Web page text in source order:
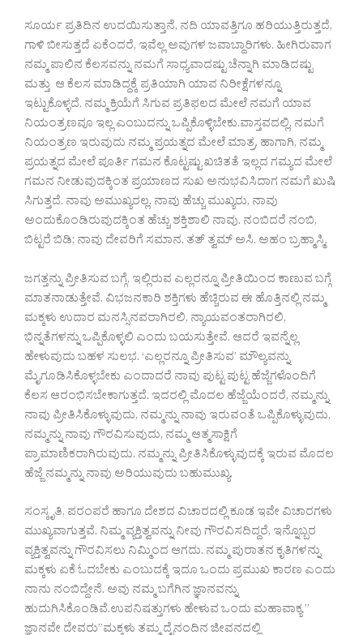
ಸೂರ್ಯ ಪ್ರತಿದಿನ ಉದಯಿಸುತ್ತಾನೆ, ನದಿ ಯಾವತ್ತಿಗೂ ಹರಿಯುತ್ತಿರುತ್ತದೆ,
ಗಾಳಿ ಬೀಸುತ್ತದೆ ಏಕೆಂದರೆ, ಇವೆಲ್ಲ ಅವುಗಳ ಜವಾಬ್ದಾರಿಗಳು. ಹೀಗಿರುವಾಗ
ನಮ್ಮ ಪಾಲಿನ ಕೆಲಸವನ್ನು ನಮಗೆ ಸಾಧ್ಯವಾದಷ್ಟು ಚೆನ್ನಾಗಿ ಮಾಡಿದಷ್ಟು
ಮತ್ತು ಆ ಕೆಲಸ ಮಾಡಿದ್ದಕ್ಕೆ ಪ್ರತಿಯಾಗಿ ಯಾವ ನಿರೀಕ್ಷೆಗಳನ್ನೂ
ಇಟ್ಟುಕೊಳ್ಳದೆ. ನಮ್ಮ ಕ್ರಿಯೆಗೆ ಸಿಗುವ ಪ್ರತಿಫಲದ ಮೇಲೆ ನಮಗೆ ಯಾವ
ನಿಯಂತ್ರಣವೂ ಇಲ್ಲ ಎಂಬುದನ್ನು ಒಪ್ಪಿಕೊಳ್ಳಿಬೇಕು.ವಾಸ್ತವದಲ್ಲಿ, ನಮಗೆ
ನಿಯಂತ್ರಣ ಇರುವುದು ನಮ್ಮ ಪ್ರಯತ್ನದ ಮೇಲೆ ಮಾತ್ರ. ಹಾಗಾಗಿ, ನಮ್ಮ
ಪ್ರಯತ್ನದ ಮೇಲೆ ಪೂರ್ತಿ ಗಮನ ಕೊಟ್ಟಷ್ಟು ಖಚಿತತೆ ಇಲ್ಲದ ಗಮ್ಯದ ಮೇಲೆ
ಗಮನ ನೀಡುವುದಕ್ಕಿಂತ ಪ್ರಯಾಣದ ಸುಖ ಅನುಭವಿಸಿದಾಗ ನಮಗೆ ಖುಷಿ
ಸಿಗುತ್ತದೆ. ನಾವು ಅಮುಖ್ಯರಲ್ಲ. ನಾವು ಹೆಚ್ಚು ಮುಖ್ಯರು, ನಾವು
ಅಂದುಕೊಂಡಿರುವುದಕ್ಕಿಂತ ಹೆಚ್ಚು ಶಕ್ತಿಶಾಲಿ ನಾವು. ನಂಬಿದರೆ ನಂಬಿ,
ಬಿಟ್ಟರೆ ಬಿಡಿ; ನಾವು ದೇವರಿಗೆ ಸಮಾನ. ತತ್ ತ್ವಮ್ ಅಸಿ. ಅಹಂ ಬ್ರಹ್ಮಾಸ್ಮಿ.
ಜಗತ್ತನ್ನು ಪ್ರೀತಿಸುವ ಬಗ್ಗೆ, ಇಲ್ಲಿರುವ ಎಲ್ಲರನ್ನೂ ಪ್ರೀತಿಯಿಂದ ಕಾಣುವ ಬಗ್ಗೆ
ಮಾತನಾಡುತ್ತೇವೆ. ವಿಭಜನಕಾರಿ ಶಕ್ತಿಗಳು ಹೆಚ್ಚಿರುವ ಈ ಹೊತ್ತಿನಲ್ಲಿ ನಮ್ಮ
ಮಕ್ಕಳು ಉದಾರ ಮನಸ್ಸಿನವರಾಗಿರಲಿ, ನ್ಯಾಯವಂತರಾಗಿರಲಿ,
ಭಿನ್ನತೆಗಳನ್ನು ಒಪ್ಪಿಕೊಳ್ಳಲಿ ಎಂದು ಬಯಸುತ್ತೇವೆ. ಆದರೆ ಇವನ್ನೆಲ್ಲ
ಹೇಳುವುದು ಬಹಳ ಸುಲಭ. ‘ಎಲ್ಲರನ್ನೂ ಪ್ರೀತಿಸುವ’ ಮೌಲ್ಯವನ್ನು
ಮೈಗೂಡಿಸಿಕೊಳ್ಳಬೇಕು ಎಂದಾದರೆ ನಾವು ಪುಟ್ಟ ಪುಟ್ಟ ಹೆಜ್ಜೆಗಳೊಂದಿಗೆ
ಕೆಲಸ ಆರಂಭಿಸಬೇಕಾಗುತ್ತದೆ. ಇದರಲ್ಲಿ ಮೊದಲ ಹೆಜ್ಜೆಯೆಂದರೆ, ನಮ್ಮನ್ನು
ನಾವು ಪ್ರೀತಿಸಿಕೊಳ್ಳುವುದು, ನಮ್ಮನ್ನು ನಾವು ಇರುವಂತೆ ಒಪ್ಪಿಕೊಳ್ಳುವುದು,
ನಮ್ಮನ್ನು ನಾವು ಗೌರವಿಸುವುದು, ನಮ್ಮ ಆತ್ಮಸಾಕ್ಷಿಗೆ
ಪ್ರಾಮಾಣಿಕರಾಗಿರುವುದು. ನಮ್ಮನ್ನು ಪ್ರೀತಿಸಿಕೊಳ್ಳುವುದಕ್ಕೆ ಇರುವ ಮೊದಲ
ಹೆಜ್ಜೆ ನಮ್ಮನ್ನು ನಾವು ಅರಿಯುವುದು ಬಹುಮುಖ್ಯ.
ಸಂಸ್ಕೃತಿ, ಪರಂಪರೆ ಹಾಗೂ ದೇಶದ ವಿಚಾರದಲ್ಲಿ ಕೂಡ ಇವೇ ವಿಚಾರಗಳು
ಮುಖ್ಯವಾಗುತ್ತವೆ. ನಿಮ್ಮ ವ್ಯಕ್ತಿತ್ವವನ್ನು ನೀವು ಗೌರವಿಸದಿದ್ದರೆ, ಇನ್ನೊಬ್ಬರ
ವ್ಯಕ್ತಿತ್ವವನ್ನು ಗೌರವಿಸಲು ನಿಮ್ಮಿಂದ ಆಗದು. ನಮ್ಮ ಪುರಾತನ ಕೃತಿಗಳನ್ನು
ಮಕ್ಕಳು ಏಕೆ ಓದಬೇಕು ಎಂಬುದಕ್ಕೆ ಇದೂ ಒಂದು ಪ್ರಮುಖ ಕಾರಣ ಎಂದು
ನಾನು ನಂಬಿದ್ದೇನೆ. ಅವು ನಮ್ಮ ಬಗೆಗಿನ ಜ್ಞಾನವನ್ನು
ಹುದುಗಿಸಿಕೊಂಡಿವೆ.ಉಪನಿಷತ್ತುಗಳು ಹೇಳುವ ಒಂದು ಮಹಾವಾಕ್ಯ ”
ಜ್ಞಾನವೇ ದೇವರು”ಮಕ್ಕಳು ತಮ್ಮ ದೈನಂದಿನ ಜೀವನದಲ್ಲಿ